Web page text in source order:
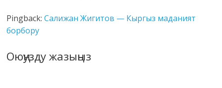
Pingback:Салижан Жигитов — Кыргыз маданият
борбору
Оюңузду жазыңыз